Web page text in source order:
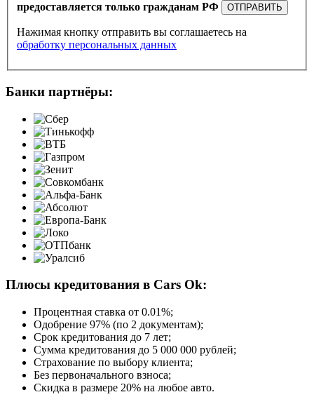
предоставляется только гражданам РФ
ОТПРАВИТЬ
Нажимая кнопку отправить вы соглашаетесь на
обработку персональных данных
Банки партнёры:
Плюсы кредитования в Cars Ok:
Процентная ставка от 0.01%;
Одобрение 97% (по 2 документам);
Срок кредитования до 7 лет;
Сумма кредитования до 5 000 000 рублей;
Страхование по выбору клиента;
Без первоначального взноса;
Скидка в размере 20% на любое авто.